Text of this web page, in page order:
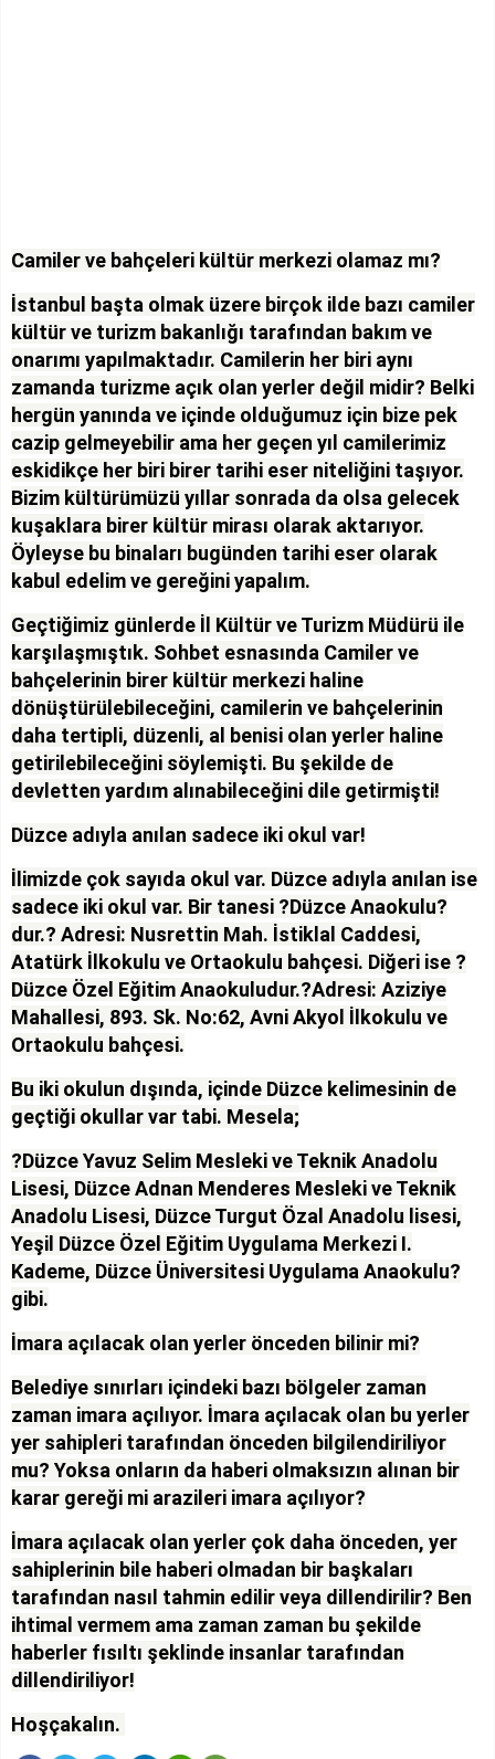
Camiler ve bahçeleri kültür merkezi olamaz mı?
İstanbul başta olmak üzere birçok ilde bazı camiler
kültür ve turizm bakanlığı tarafından bakım ve
onarımı yapılmaktadır. Camilerin her biri aynı
zamanda turizme açık olan yerler değil midir? Belki
hergün yanında ve içinde olduğumuz için bize pek
cazip gelmeyebilir ama her geçen yıl camilerimiz
eskidikçe her biri birer tarihi eser niteliğini taşıyor.
Bizim kültürümüzü yıllar sonrada da olsa gelecek
kuşaklara birer kültür mirası olarak aktarıyor.
Öyleyse bu binaları bugünden tarihi eser olarak
kabul edelim ve gereğini yapalım.
Geçtiğimiz günlerde İl Kültür ve Turizm Müdürü ile
karşılaşmıştık. Sohbet esnasında Camiler ve
bahçelerinin birer kültür merkezi haline
dönüştürülebileceğini, camilerin ve bahçelerinin
daha tertipli, düzenli, al benisi olan yerler haline
getirilebileceğini söylemişti. Bu şekilde de
devletten yardım alınabileceğini dile getirmişti!
Düzce adıyla anılan sadece iki okul var!
İlimizde çok sayıda okul var. Düzce adıyla anılan ise
sadece iki okul var. Bir tanesi ?Düzce Anaokulu?
dur.? Adresi: Nusrettin Mah. İstiklal Caddesi,
Atatürk İlkokulu ve Ortaokulu bahçesi. Diğeri ise ?
Düzce Özel Eğitim Anaokuludur.?Adresi: Aziziye
Mahallesi, 893. Sk. No:62, Avni Akyol İlkokulu ve
Ortaokulu bahçesi.
Bu iki okulun dışında, içinde Düzce kelimesinin de
geçtiği okullar var tabi. Mesela;
?Düzce Yavuz Selim Mesleki ve Teknik Anadolu
Lisesi, Düzce Adnan Menderes Mesleki ve Teknik
Anadolu Lisesi, Düzce Turgut Özal Anadolu lisesi,
Yeşil Düzce Özel Eğitim Uygulama Merkezi I.
Kademe, Düzce Üniversitesi Uygulama Anaokulu?
gibi.
İmara açılacak olan yerler önceden bilinir mi?
Belediye sınırları içindeki bazı bölgeler zaman
zaman imara açılıyor. İmara açılacak olan bu yerler
yer sahipleri tarafından önceden bilgilendiriliyor
mu? Yoksa onların da haberi olmaksızın alınan bir
karar gereği mi arazileri imara açılıyor?
İmara açılacak olan yerler çok daha önceden, yer
sahiplerinin bile haberi olmadan bir başkaları
tarafından nasıl tahmin edilir veya dillendirilir? Ben
ihtimal vermem ama zaman zaman bu şekilde
haberler fısıltı şeklinde insanlar tarafından
dillendiriliyor!
Hoşçakalın.